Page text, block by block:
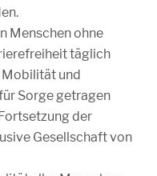
Menschen ohne
täglich
Mobilität und
Sorge getragen
der
Gesellschaft von